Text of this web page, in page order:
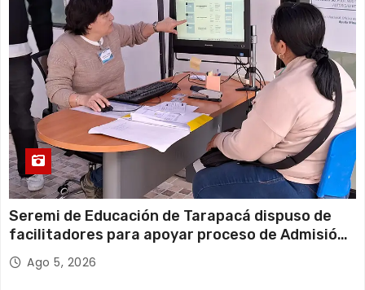
Seremi de Educación de Tarapacá dispuso de
facilitadores para apoyar proceso de Admisión
Escolar 2027
Ago 5, 2026